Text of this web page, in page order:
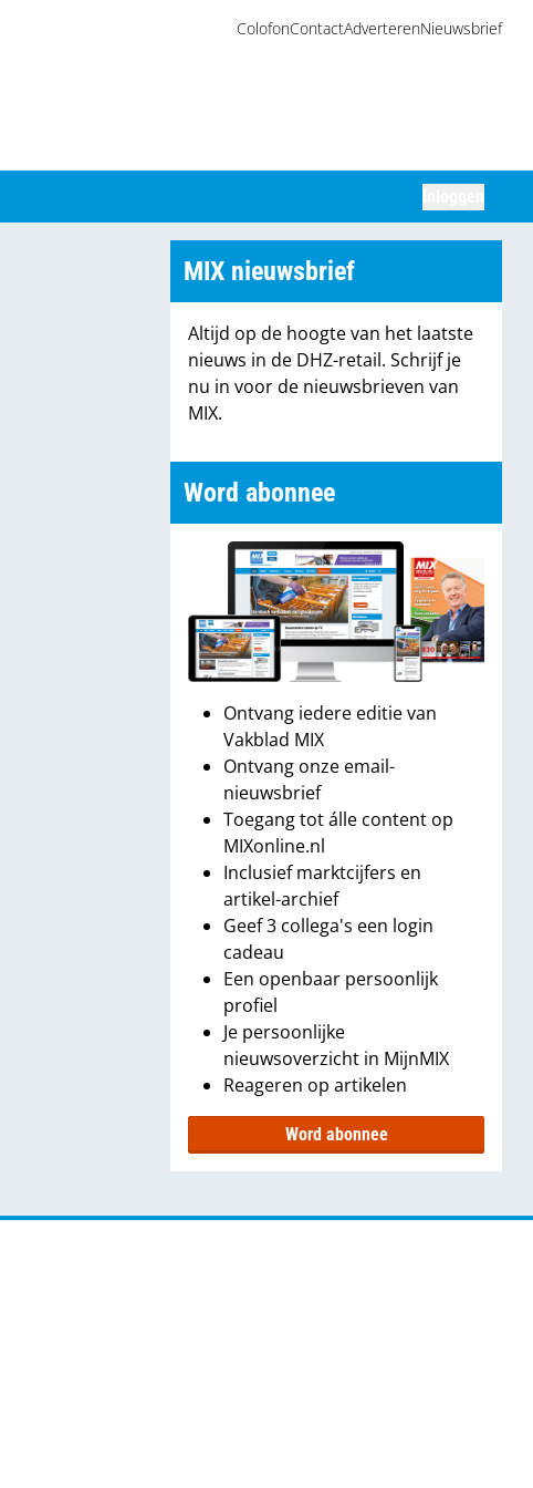
ColofonContactAdverterenNieuwsbrief
MIX nieuwsbrief
Altijd op de hoogte van het laatste
nieuws in de DHZ-retail. Schrijf je
nu in voor de nieuwsbrieven van
MIX.
Word abonnee
Ontvang iedere editie van
Vakblad MIX
Ontvang onze email-
nieuwsbrief
Toegang tot álle content op
MIXonline.nl
Inclusief marktcijfers en
artikel-archief
Geef 3 collega's een login
cadeau
Een openbaar persoonlijk
profiel
Je persoonlijke
nieuwsoverzicht in MijnMIX
Reageren op artikelen
Word abonnee